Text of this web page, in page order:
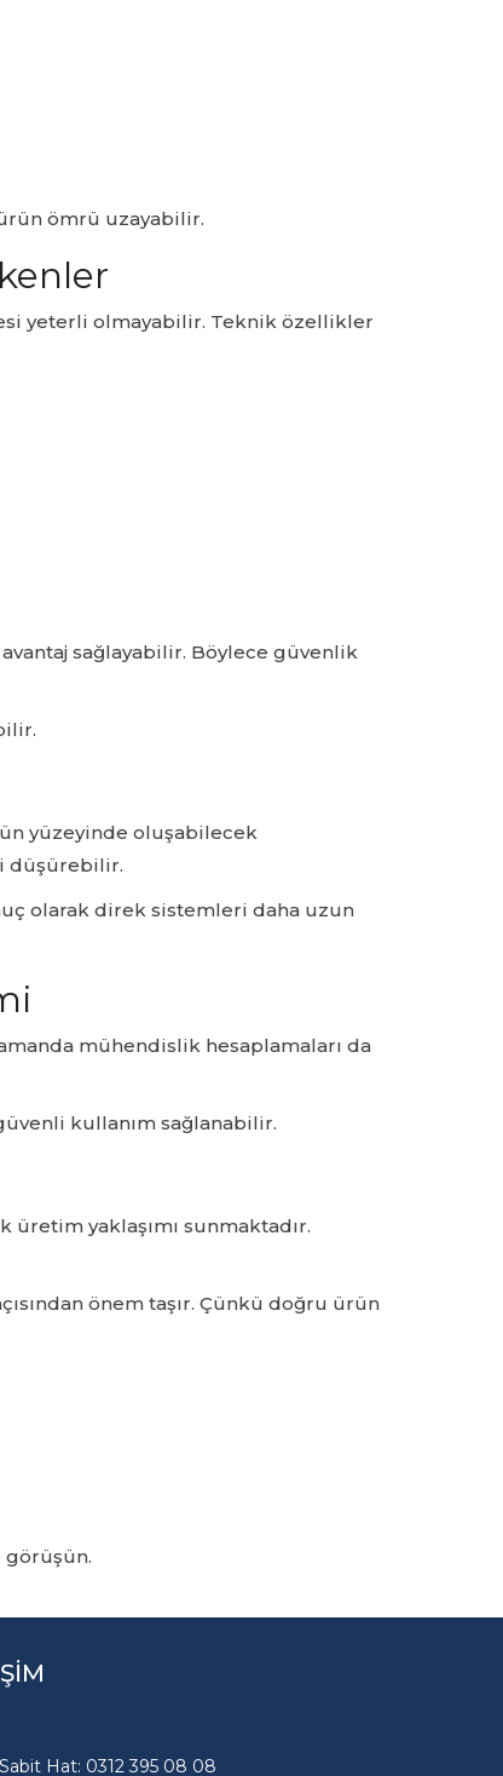
ömrü uzayabilir.
yeterli olmayabilir. Teknik özellikler
sağlayabilir. Böylece güvenlik
yüzeyinde oluşabilecek
düşürebilir.
olarak direk sistemleri daha uzun
mühendislik hesaplamaları da
kullanım sağlanabilir.
üretim yaklaşımı sunmaktadır.
önem taşır. Çünkü doğru ürün
görüşün.
Sabit Hat: 0312 395 08 08